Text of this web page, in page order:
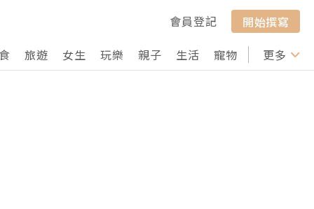
會員登記
開始撰寫
旅遊 女生 玩樂 親子 生活 寵物 行山 打卡
更多